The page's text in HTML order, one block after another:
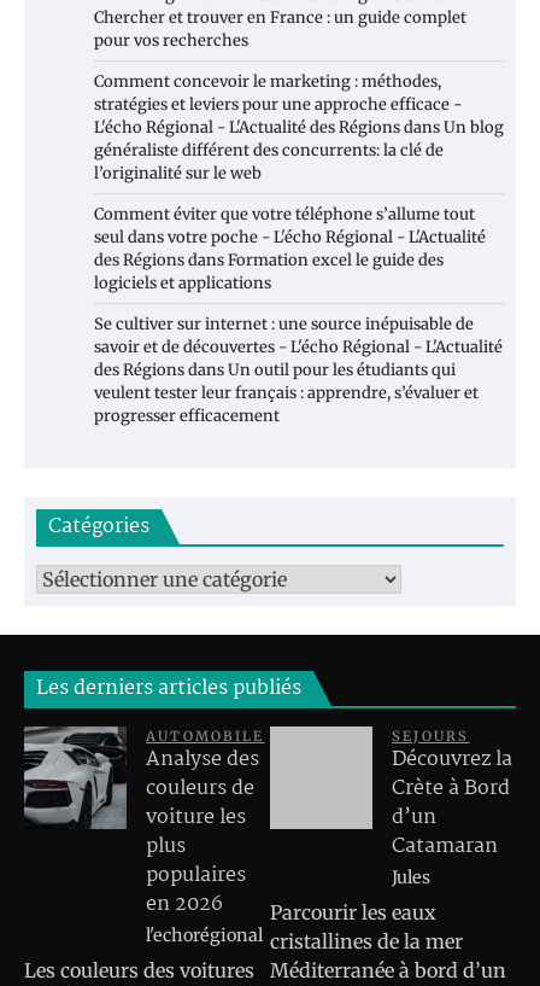
Chercher et trouver en France : un guide complet
pour vos recherches
Comment concevoir le marketing : méthodes,
stratégies et leviers pour une approche efficace -
L'écho Régional - L'Actualité des RégionsdansUn blog
généraliste différent des concurrents: la clé de
l’originalité sur le web
Comment éviter que votre téléphone s’allume tout
seul dans votre poche - L'écho Régional - L'Actualité
des RégionsdansFormation excel le guide des
logiciels et applications
Se cultiver sur internet : une source inépuisable de
savoir et de découvertes - L'écho Régional - L'Actualité
des RégionsdansUn outil pour les étudiants qui
veulent tester leur français : apprendre, s’évaluer et
progresser efficacement
Catégories
Catégories
Les derniers articles publiés
AUTOMOBILE
Analyse des
couleurs de
voiture les
plus
populaires
en 2026
l'echorégional
Les couleurs des voitures
SEJOURS
Découvrez la
Crète à Bord
d’un
Catamaran
Jules
Parcourir les eaux
cristallines de la mer
Méditerranée à bord d’un